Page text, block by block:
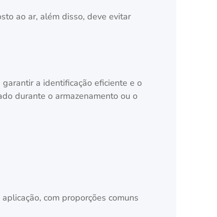
ao ar, além disso, deve evitar
a identificação eficiente e o
durante o armazenamento ou o
com proporções comuns